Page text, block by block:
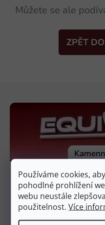
Používáme cookies,
pohodlné prohlížení
webu neustále
použitelnost.Více
Můžete se ale
ZPĚT
Prodejna Čestlice
EquiZoo – OC Spektrum
Obchodní 329, 251 01
Otevírací doba: